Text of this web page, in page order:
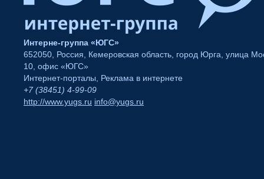
Интерне-группа «ЮГС»
652050, Россия, Кемеровская область, город Юрга, улица
10, офис «ЮГС»
Интернет-порталы, Реклама в интернете
+7 (38451) 4-99-09
http://www.yugs.ru info@yugs.ru